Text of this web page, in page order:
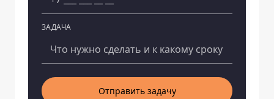
ЗАДАЧА
Отправить задачу